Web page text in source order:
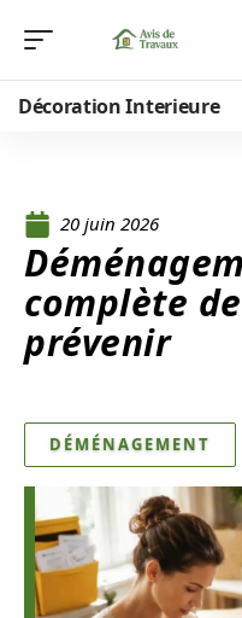
Décoration Interieure
20 juin 2026
complète
prévenir
DÉMÉNAGEMENT